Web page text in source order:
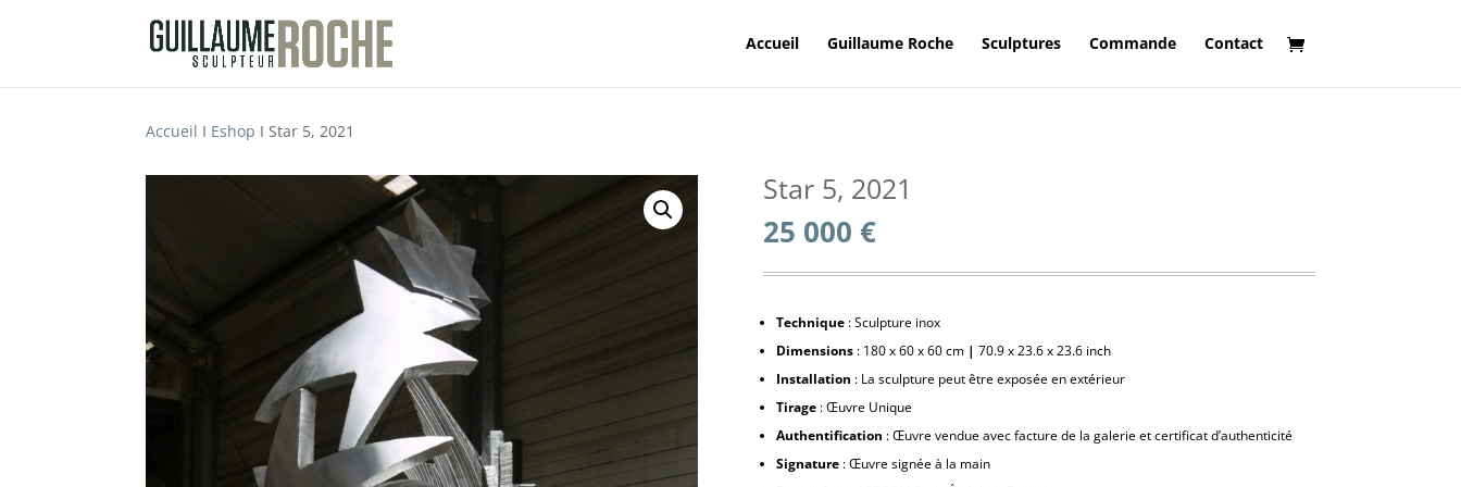
Accueil Guillaume Roche Sculptures Commande Contact
Accueil I Eshop I Star 5, 2021
Star 5, 2021
25 000 €
Technique: Sculpture inox
Dimensions: 180 x 60 x 60 cm| 70.9 x 23.6 x 23.6 inch
Installation : La sculpture peut être exposée en extérieur
Tirage: Œuvre Unique
Authentification : Œuvre vendue avec facture de la galerie et certificat d’authenticité
Signature: Œuvre signée à la main